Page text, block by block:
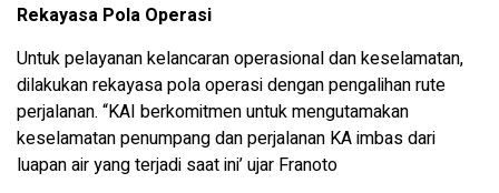
Rekayasa Pola Operasi
Untuk pelayanan kelancaran operasional dan keselamatan,
dilakukan rekayasa pola operasi dengan pengalihan rute
perjalanan. “KAI berkomitmen untuk mengutamakan
keselamatan penumpang dan perjalanan KA imbas dari
luapan air yang terjadi saat ini’ ujar Franoto